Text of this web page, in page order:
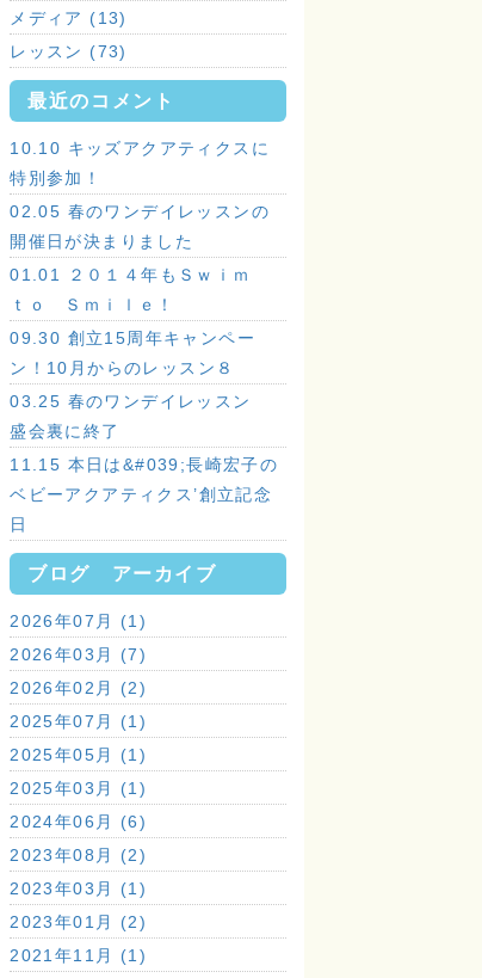
メディア (13)
レッスン (73)
最近のコメント
10.10 キッズアクアティクスに
特別参加！
02.05 春のワンデイレッスンの
開催日が決まりました
01.01 ２０１４年もＳｗｉｍ
ｔｏ Ｓｍｉｌｅ！
09.30 創立15周年キャンペー
ン！10月からのレッスン８
03.25 春のワンデイレッスン
盛会裏に終了
11.15 本日は&#039;長崎宏子の
ベビーアクアティクス’創立記念
日
ブログ アーカイブ
2026年07月 (1)
2026年03月 (7)
2026年02月 (2)
2025年07月 (1)
2025年05月 (1)
2025年03月 (1)
2024年06月 (6)
2023年08月 (2)
2023年03月 (1)
2023年01月 (2)
2021年11月 (1)